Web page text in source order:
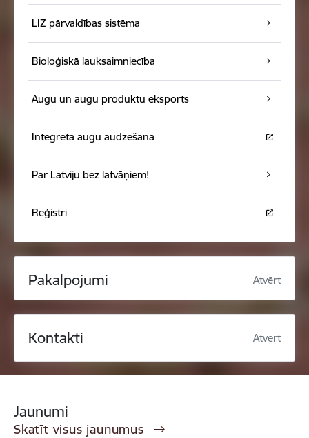
LIZ pārvaldības sistēma
Bioloģiskā lauksaimniecība
Augu un augu produktu eksports
Integrētā augu audzēšana
Par Latviju bez latvāņiem!
Reģistri
Pakalpojumi Atvērt
Kontakti Atvērt
Jaunumi
Skatīt visus jaunumus